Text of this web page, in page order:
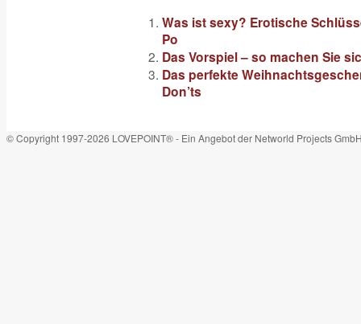
Was ist sexy? Erotische
Po
Das Vorspiel – so machen Sie
Das perfekte
Don’ts
© Copyright 1997-2026 LOVEPOINT® - Ein Angebot der Networld Projects